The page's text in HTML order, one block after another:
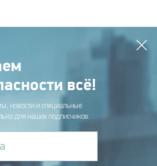
всё!
новости и специальные
для наших подписчиков.